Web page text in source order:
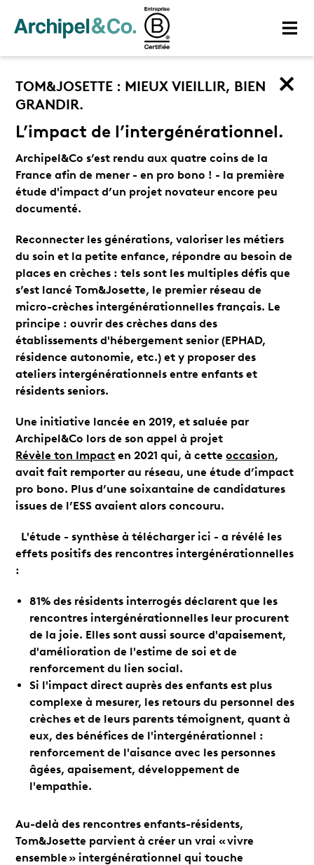
TOM&JOSETTE : MIEUX VIEILLIR, BIEN
GRANDIR.
L’impact de l’intergénérationnel.
Archipel&Co s’est rendu aux quatre coins de la
France afin de mener - en pro bono ! - la première
étude d'impact d’un projet novateur encore peu
documenté.
Reconnecter les générations, valoriser les métiers
du soin et la petite enfance, répondre au besoin de
places en crèches : tels sont les multiples défis que
s’est lancé Tom&Josette, le premier réseau de
micro-crèches intergénérationnelles français. Le
principe : ouvrir des crèches dans des
établissements d'hébergement senior (EPHAD,
résidence autonomie, etc.) et y proposer des
ateliers intergénérationnels entre enfants et
résidents seniors.
Une initiative lancée en 2019, et saluée par
Archipel&Co lors de son appel à projet
Révèle ton Impact en 2021 qui, à cetteoccasion,
avait fait remporter au réseau, une étude d’impact
pro bono. Plus d’une soixantaine de candidatures
issues de l’ESS avaient alors concouru.
L'étude - synthèse à télécharger ici - a révélé les
effets positifs des rencontres intergénérationnelles
:
81% des résidents interrogés déclarent que les
rencontres intergénérationnelles leur procurent
de la joie. Elles sont aussi source d'apaisement,
d'amélioration de l'estime de soi et de
renforcement du lien social.
Si l'impact direct auprès des enfants est plus
complexe à mesurer, les retours du personnel des
crèches et de leurs parents témoignent, quant à
eux, des bénéfices de l'intergénérationnel :
renforcement de l'aisance avec les personnes
âgées, apaisement, développement de
l'empathie.
Au-delà des rencontres enfants-résidents,
Tom&Josette parvient à créer un vrai « vivre
ensemble » intergénérationnel qui touche